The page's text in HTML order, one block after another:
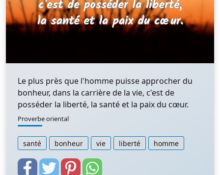
Le plus près que l'homme puisse approcher du
bonheur, dans la carrière de la vie, c'est de
posséder la liberté, la santé et la paix du cœur.
Proverbe oriental
santé bonheur vie liberté homme